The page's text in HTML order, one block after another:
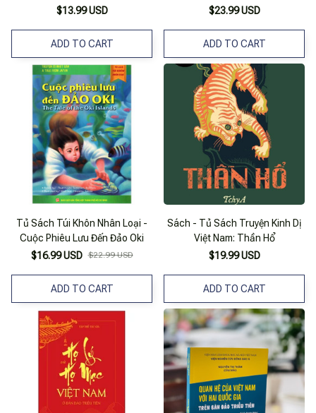
$13.99 USD
ADD TO CART
Lịch Sử (Từ Chúa Nguyễn Thế
$23.99 USD
ADD TO CART
Tủ Sách Túi Khôn Nhân Loại -
Cuộc Phiêu Lưu Đến Đảo Oki
$16.99 USD $22.99 USD
ADD TO CART
Sách - Tủ Sách Truyện Kinh Dị
Việt Nam: Thần Hổ
$19.99 USD
ADD TO CART